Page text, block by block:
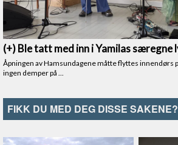
FIKK DU MED DEG DISSE SAKENE?